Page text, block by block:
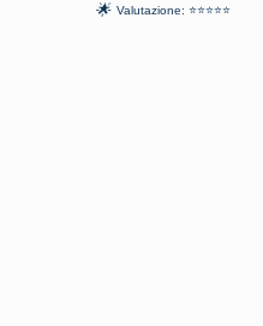
🌟 Valutazione: ⭐⭐⭐⭐⭐